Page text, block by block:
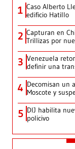
1 Caso Alberto
edificio Hatillo
2 Capturan en
Trillizas por
3 Venezuela
definir una
4 Decomisan un
Moscote y
5 DIJ habilita
policivo